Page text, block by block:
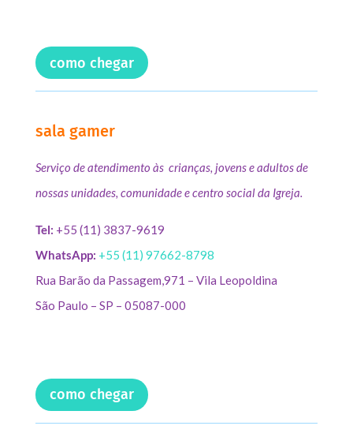
como chegar
sala gamer
Serviço de atendimento às crianças, jovens e adultos de
nossas unidades, comunidade e centro social da Igreja.
Tel: +55 (11) 3837-9619
WhatsApp: +55 (11) 97662-8798
Rua Barão da Passagem,971 – Vila Leopoldina
São Paulo – SP – 05087-000
como chegar